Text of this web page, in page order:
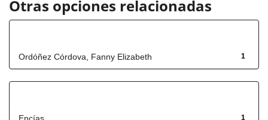
Otras opciones relacionadas
1
Ordóñez Córdova, Fanny Elizabeth
1